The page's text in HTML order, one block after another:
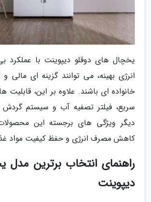
یخچال های دوقلو دیپوینت با
انرژی بهینه، می توانند گزینه ای مالی
خانواده ای باشند. علاوه بر این، قابلیت
سریع، فیلتر تصفیه آب و سیستم گردش
دیگر ویژگی های برجسته این
کاهش مصرف انرژی و حفظ کیفیت مواد
راهنمای انتخاب برترین مدل
دیپوینت